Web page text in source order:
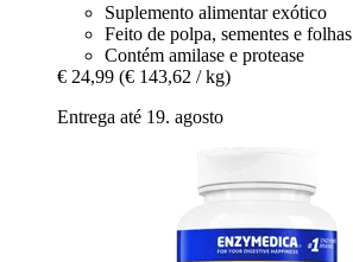
Suplemento alimentar exótico
Feito de polpa, sementes e folhas
Contém amilase e protease
€ 24,99 (€ 143,62 / kg)
Entrega até 19. agosto